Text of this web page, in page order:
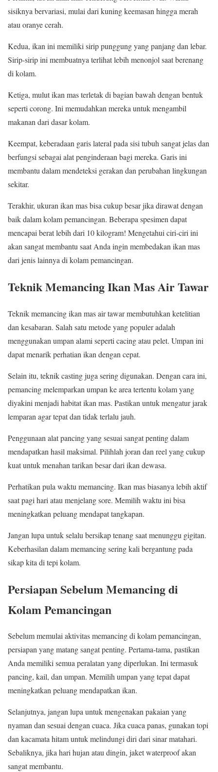
sisiknya bervariasi, mulai dari kuning keemasan hingga merah
atau oranye cerah.
Kedua, ikan ini memiliki sirip punggung yang panjang dan lebar.
Sirip-sirip ini membuatnya terlihat lebih menonjol saat berenang
di kolam.
Ketiga, mulut ikan mas terletak di bagian bawah dengan bentuk
seperti corong. Ini memudahkan mereka untuk mengambil
makanan dari dasar kolam.
Keempat, keberadaan garis lateral pada sisi tubuh sangat jelas dan
berfungsi sebagai alat penginderaan bagi mereka. Garis ini
membantu dalam mendeteksi gerakan dan perubahan lingkungan
sekitar.
Terakhir, ukuran ikan mas bisa cukup besar jika dirawat dengan
baik dalam kolam pemancingan. Beberapa spesimen dapat
mencapai berat lebih dari 10 kilogram! Mengetahui ciri-ciri ini
akan sangat membantu saat Anda ingin membedakan ikan mas
dari jenis lainnya di kolam pemancingan.
Teknik Memancing Ikan Mas Air Tawar
Teknik memancing ikan mas air tawar membutuhkan ketelitian
dan kesabaran. Salah satu metode yang populer adalah
menggunakan umpan alami seperti cacing atau pelet. Umpan ini
dapat menarik perhatian ikan dengan cepat.
Selain itu, teknik casting juga sering digunakan. Dengan cara ini,
pemancing melemparkan umpan ke area tertentu kolam yang
diyakini menjadi habitat ikan mas. Pastikan untuk mengatur jarak
lemparan agar tepat dan tidak terlalu jauh.
Penggunaan alat pancing yang sesuai sangat penting dalam
mendapatkan hasil maksimal. Pilihlah joran dan reel yang cukup
kuat untuk menahan tarikan besar dari ikan dewasa.
Perhatikan pula waktu memancing. Ikan mas biasanya lebih aktif
saat pagi hari atau menjelang sore. Memilih waktu ini bisa
meningkatkan peluang mendapat tangkapan.
Jangan lupa untuk selalu bersikap tenang saat menunggu gigitan.
Keberhasilan dalam memancing sering kali bergantung pada
sikap kita di tepi kolam.
Persiapan Sebelum Memancing di
Kolam Pemancingan
Sebelum memulai aktivitas memancing di kolam pemancingan,
persiapan yang matang sangat penting. Pertama-tama, pastikan
Anda memiliki semua peralatan yang diperlukan. Ini termasuk
pancing, kail, dan umpan. Memilih umpan yang tepat dapat
meningkatkan peluang mendapatkan ikan.
Selanjutnya, jangan lupa untuk mengenakan pakaian yang
nyaman dan sesuai dengan cuaca. Jika cuaca panas, gunakan topi
dan kacamata hitam untuk melindungi diri dari sinar matahari.
Sebaliknya, jika hari hujan atau dingin, jaket waterproof akan
sangat membantu.